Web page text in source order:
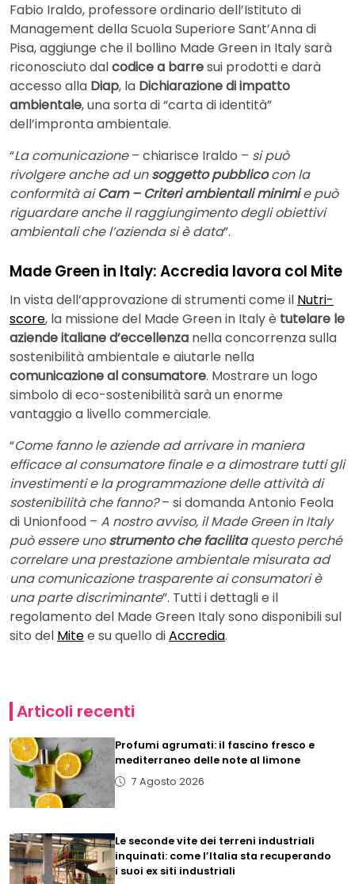
Fabio Iraldo, professore ordinario dell’Istituto di
Management della Scuola Superiore Sant’Anna di
Pisa, aggiunge che il bollino Made Green in Italy sarà
riconosciuto dalcodice a barresui prodotti e darà
accesso alla Diap, la Dichiarazione di impatto
ambientale, una sorta di “carta di identità”
dell’impronta ambientale.
“La comunicazione– chiarisce Iraldo – si può
rivolgere anche ad unsoggetto pubblicocon la
conformità aiCam – Criteri ambientali minimie può
riguardare anche il raggiungimento degli obiettivi
ambientali che l’azienda si è data”.
Made Green in Italy: Accredia lavora col Mite
In vista dell’approvazione di strumenti come il Nutri-
score, la missione del Made Green in Italy è tutelare le
aziende italiane d’eccellenza nella concorrenza sulla
sostenibilità ambientale e aiutarle nella
comunicazione al consumatore. Mostrare un logo
simbolo di eco-sostenibilità sarà un enorme
vantaggio a livello commerciale.
“Come fanno le aziende ad arrivare in maniera
efficace al consumatore finale e a dimostrare tutti gli
investimenti e la programmazione delle attività di
sostenibilità che fanno?– si domanda Antonio Feola
di Unionfood – A nostro avviso, il Made Green in Italy
può essere unostrumento che facilitaquesto perché
correlare una prestazione ambientale misurata ad
una comunicazione trasparente ai consumatori è
una parte discriminante”. Tutti i dettagli e il
regolamento del Made Green Italy sono disponibili sul
sito del Mitee su quello diAccredia.
Articoli recenti
Profumi agrumati: il fascino fresco e
mediterraneo delle note al limone
7 Agosto 2026
Le seconde vite dei terreni industriali
inquinati: come l’Italia sta recuperando
i suoi ex siti industriali